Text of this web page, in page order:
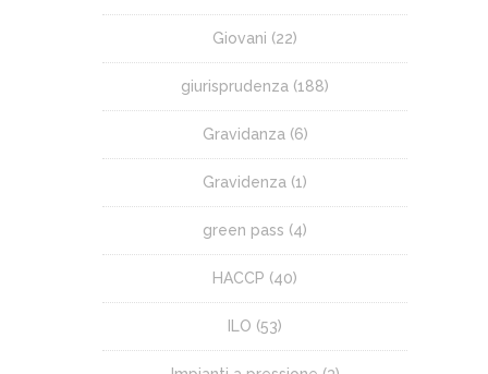
Giovani (22)
giurisprudenza (188)
Gravidanza (6)
Gravidenza (1)
green pass (4)
HACCP (40)
ILO (53)